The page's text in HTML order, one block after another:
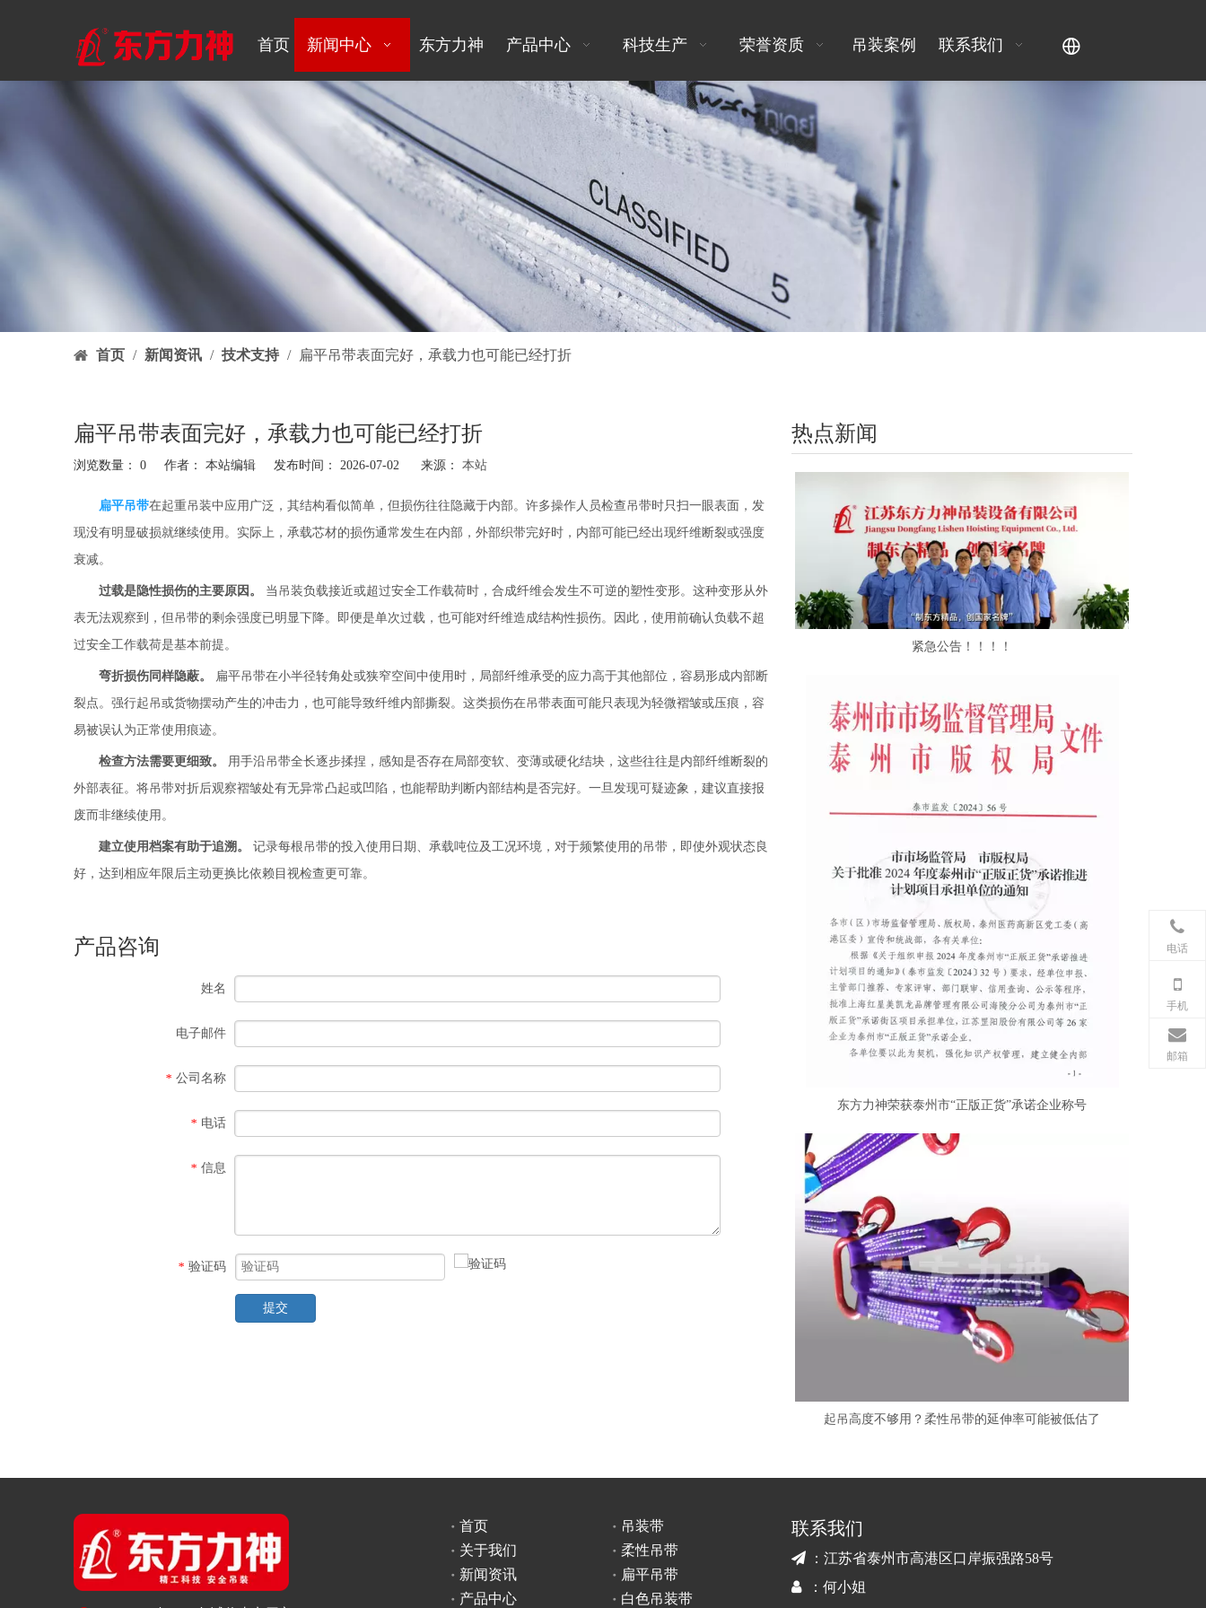
首页 新闻中心 东方力神 产品中心 科技生产 荣誉资质 吊装案例 联系我们
首页 / 新闻资讯 / 技术支持 / 扁平吊带表面完好，承载力也可能已经打折
扁平吊带表面完好，承载力也可能已经打折
浏览数量： 0 作者： 本站编辑 发布时间： 2026-07-02 来源： 本站
["facebook","twitter","line","wechat","linkedin","pinterest","whatsapp"]
扁平吊带在起重吊装中应用广泛，其结构看似简单，但损伤往往隐藏于内部。许多操作人员检查吊带时只扫一眼表面，发
现没有明显破损就继续使用。实际上，承载芯材的损伤通常发生在内部，外部织带完好时，内部可能已经出现纤维断裂或强度
衰减。
过载是隐性损伤的主要原因。
当吊装负载接近或超过安全工作载荷时，合成纤维会发生不可逆的塑性变形。这种变形从外
表无法观察到，但吊带的剩余强度已明显下降。即便是单次过载，也可能对纤维造成结构性损伤。因此，使用前确认负载不超
过安全工作载荷是基本前提。
弯折损伤同样隐蔽。
扁平吊带在小半径转角处或狭窄空间中使用时，局部纤维承受的应力高于其他部位，容易形成内部断
裂点。强行起吊或货物摆动产生的冲击力，也可能导致纤维内部撕裂。这类损伤在吊带表面可能只表现为轻微褶皱或压痕，容
易被误认为正常使用痕迹。
检查方法需要更细致。
用手沿吊带全长逐步揉捏，感知是否存在局部变软、变薄或硬化结块，这些往往是内部纤维断裂的
外部表征。将吊带对折后观察褶皱处有无异常凸起或凹陷，也能帮助判断内部结构是否完好。一旦发现可疑迹象，建议直接报
废而非继续使用。
建立使用档案有助于追溯。
记录每根吊带的投入使用日期、承载吨位及工况环境，对于频繁使用的吊带，即使外观状态良
好，达到相应年限后主动更换比依赖目视检查更可靠。
产品咨询
姓名
电子邮件
* 公司名称
* 电话
* 信息
* 验证码
提交
热点新闻
紧急公告！！！！
东方力神荣获泰州市“正版正货”承诺企业称号
起吊高度不够用？柔性吊带的延伸率可能被低估了
电话
手机
邮箱
首页
关于我们
新闻资讯
产品中心
吊装带
柔性吊带
扁平吊带
白色吊装带
联系我们
 ：江苏省泰州市高港区口岸振强路58号
：何小姐